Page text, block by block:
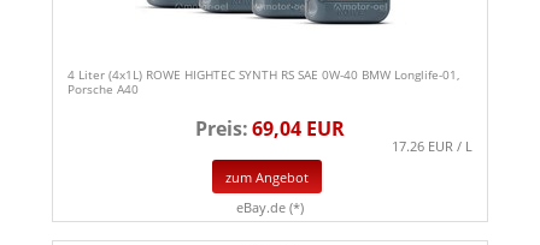
4 Liter (4x1L) ROWE HIGHTEC SYNTH RS SAE 0W-40 BMW Longlife-01,
Porsche A40
Preis:69,04 EUR
17.26 EUR / L
zum Angebot
eBay.de (*)